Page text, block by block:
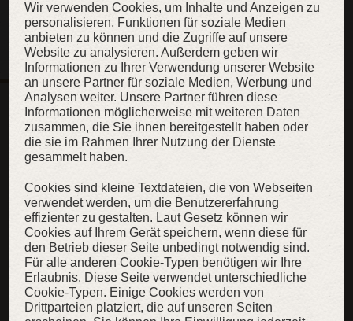
KOMMENTARE(0)
*Ihr Kommentar wird nach der Genehmigung sichtbar sein..
Bittemelden Sie sich anoderregistrieren Sie sich um
Kommentare ohne Zensierung zu posten.
FÜGEN SIE EIN BILD
Wir verwenden Cookies, um Inhalte und Anzeigen zu
personalisieren, Funktionen für soziale Medien
anbieten zu können und die Zugriffe auf unsere
Website zu analysieren. Außerdem geben wir
Informationen zu Ihrer Verwendung unserer Website
an unsere Partner für soziale Medien, Werbung und
Analysen weiter. Unsere Partner führen diese
Informationen möglicherweise mit weiteren Daten
zusammen, die Sie ihnen bereitgestellt haben oder
die sie im Rahmen Ihrer Nutzung der Dienste
gesammelt haben.
Cookies sind kleine Textdateien, die von Webseiten
verwendet werden, um die Benutzererfahrung
effizienter zu gestalten. Laut Gesetz können wir
Cookies auf Ihrem Gerät speichern, wenn diese für
den Betrieb dieser Seite unbedingt notwendig sind.
Für alle anderen Cookie-Typen benötigen wir Ihre
Erlaubnis. Diese Seite verwendet unterschiedliche
Cookie-Typen. Einige Cookies werden von
Drittparteien platziert, die auf unseren Seiten